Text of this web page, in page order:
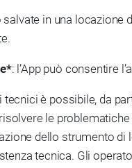
salvate in una
: l’App può consentire
è possibile, da
le
dello strumento
tecnica. Gli